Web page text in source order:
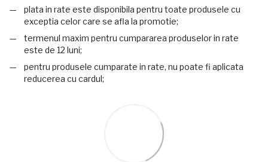
plata in rate este disponibila pentru toate produsele cu
exceptia celor care se afla la promotie;
termenul maxim pentru cumpararea produselor in rate
este de 12 luni;
pentru produsele cumparate in rate, nu poate fi aplicata
reducerea cu cardul;